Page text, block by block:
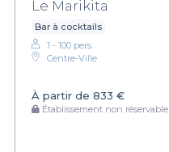
Le Marikita
Bar à cocktails
1 - 100 pers.
Centre-Ville
À partir de 833 €
Établissement non réservable